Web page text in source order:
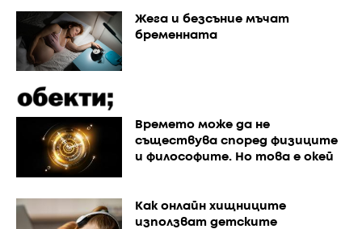
Жега и безсъние мъчат
бременната
Времето може да не
съществува според физиците
и философите. Но това е окей
Как онлайн хищниците
използват детските